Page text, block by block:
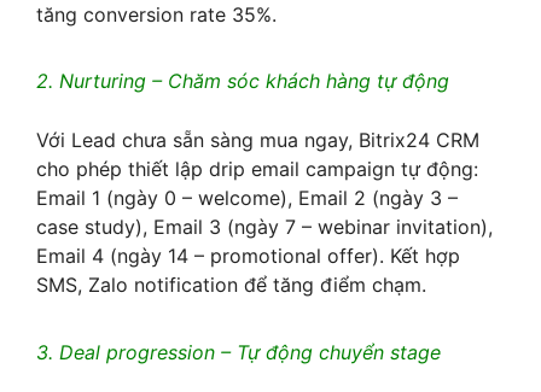
tăng conversion rate 35%.
2. Nurturing – Chăm sóc khách hàng tự động
Với Lead chưa sẵn sàng mua ngay, Bitrix24 CRM
cho phép thiết lập drip email campaign tự động:
Email 1 (ngày 0 – welcome), Email 2 (ngày 3 –
case study), Email 3 (ngày 7 – webinar invitation),
Email 4 (ngày 14 – promotional offer). Kết hợp
SMS, Zalo notification để tăng điểm chạm.
3. Deal progression – Tự động chuyển stage